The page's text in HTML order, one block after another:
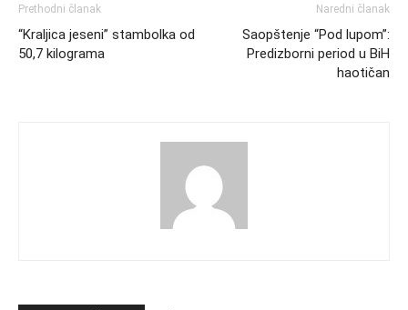
Prethodni članak
“Kraljica jeseni” stambolka od
50,7 kilograma
Naredni članak
Saopštenje “Pod lupom”:
Predizborni period u BiH
haotičan